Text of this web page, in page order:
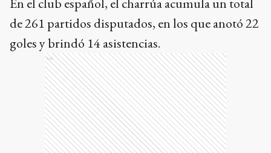
de 261 partidos disputados, en los que anotó 22
goles y brindó 14 asistencias.
Ads